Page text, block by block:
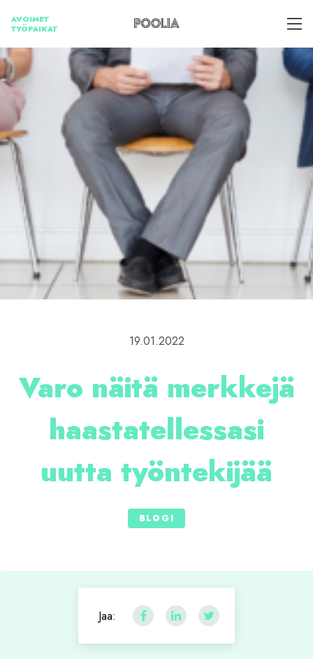
AVOIMET
TYÖPAIKAT
19.01.2022
Varo näitä merkkejä
haastatellessasi
uutta työntekijää
BLOGI
Jaa: